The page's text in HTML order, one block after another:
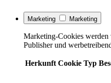
Marketing Marketing
Marketing-Cookies werden
Publisher und
Herkunft Cookie Typ